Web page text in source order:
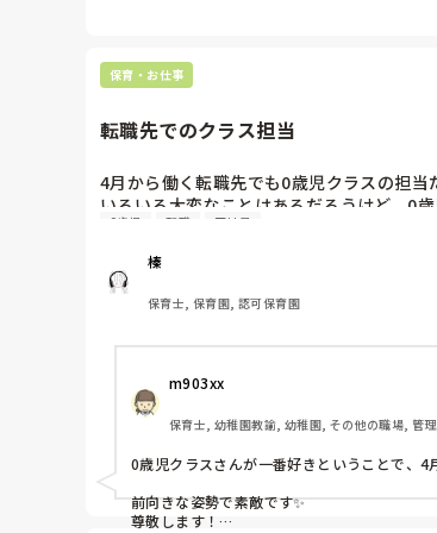
保育・お仕事
転職先でのクラス担当
4月から働く転職先でも0歳児クラスの担当
いろいろ大変なことはあるだろうけど、0
張らなきゃ☺️
0歳児 転職 正社員
榛
保育士, 保育園, 認可保育園
m903xx
保育士, 幼稚園教諭, 幼稚園, その他の職場, 管
0歳児クラスさんが一番好きということで、4
前向きな姿勢で素敵です✨
尊敬します！